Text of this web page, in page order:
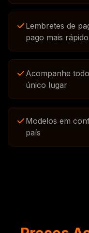
Lembretes de
pago mais rápido
Acompanhe
único lugar
Modelos em
país